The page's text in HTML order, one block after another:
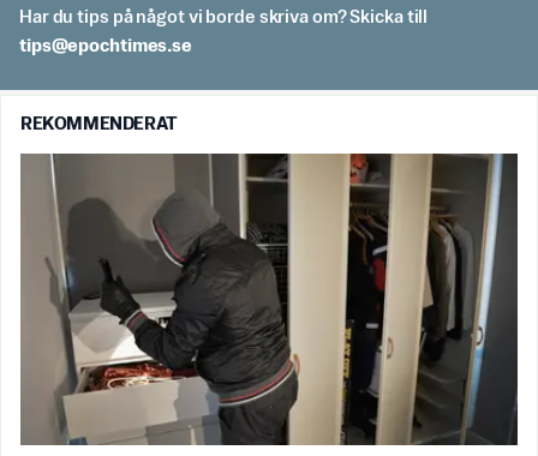
Har du tips på något vi borde skriva om? Skicka till
es.semithcope@spit
REKOMMENDERAT